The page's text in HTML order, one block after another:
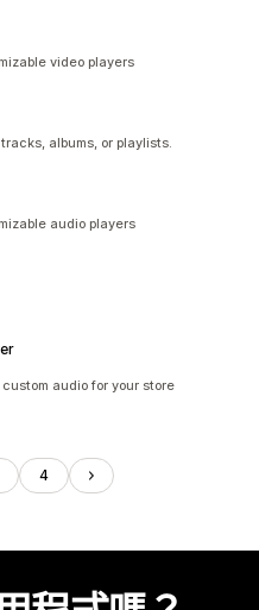
video players
albums, or playlists.
audio players
audio for your store
4